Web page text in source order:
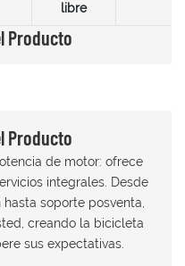
libre
Producto
Producto
de motor: ofrece
integrales. Desde
soporte posventa,
creando la bicicleta
sus expectativas.